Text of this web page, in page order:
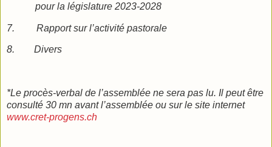
pour la législature 2023-2028
7. Rapport sur l’activité pastorale
8. Divers
*Le procès-verbal de l’assemblée ne sera pas lu. Il peut être
consulté 30 mn avant l’assemblée ou sur le site internet
www.cret-progens.ch